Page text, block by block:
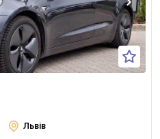
Львів